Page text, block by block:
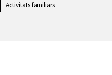
Activitats familiars